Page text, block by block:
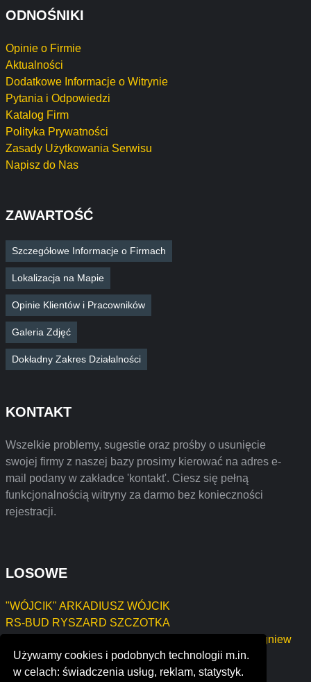
Używamy cookies i podobnych technologii m.in.
w celach: świadczenia usług, reklam, statystyk.
ODNOŚNIKI
Opinie o Firmie
Aktualności
Dodatkowe Informacje o Witrynie
Pytania i Odpowiedzi
Katalog Firm
Polityka Prywatności
Zasady Użytkowania Serwisu
Napisz do Nas
ZAWARTOŚĆ
Szczegółowe Informacje o Firmach
Lokalizacja na Mapie
Opinie Klientów i Pracowników
Galeria Zdjęć
Dokładny Zakres Działalności
KONTAKT
Wszelkie problemy, sugestie oraz prośby o usunięcie
swojej firmy z naszej bazy prosimy kierować na adres e-
mail podany w zakładce 'kontakt'. Ciesz się pełną
funkcjonalnością witryny za darmo bez konieczności
rejestracji.
LOSOWE
"WÓJCIK" ARKADIUSZ WÓJCIK
RS-BUD RYSZARD SZCZOTKA
ZBYL-BUD Usługi Remontowo Wykończeniowe Zbigniew
Korzeniewski
design concepts, inc.